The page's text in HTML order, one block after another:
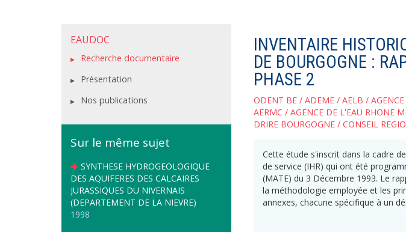
EAUDOC
Recherche documentaire
Présentation
Nos publications
Sur le même sujet
SYNTHESE HYDROGEOLOGIQUE
DES AQUIFERES DES CALCAIRES
JURASSIQUES DU NIVERNAIS
(DEPARTEMENT DE LA NIEVRE)
1998
INVENTAIRE
DE BOURGOGNE :
PHASE 2
ODENT BE /ADEME /AELB /
AERMC /AGENCE DE L'EAU RHONE
DRIRE BOURGOGNE /CONSEIL
Cette étude s'inscrit dans la cadre
de service (IHR) qui ont été
(MATE) du 3 Décembre 1993. Le
la méthodologie employée et les
annexes, chacune spécifique à un